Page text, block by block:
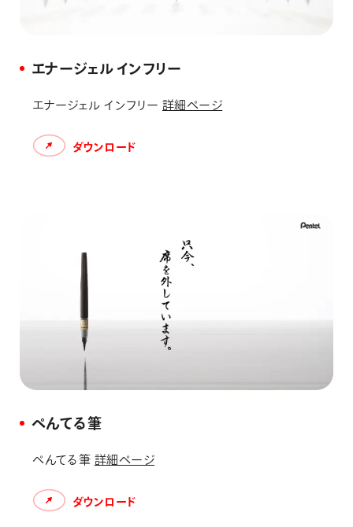
エナージェル インフリー
エナージェル インフリー 詳細ページ
ダウンロード
ぺんてる筆
ぺんてる筆 詳細ページ
ダウンロード